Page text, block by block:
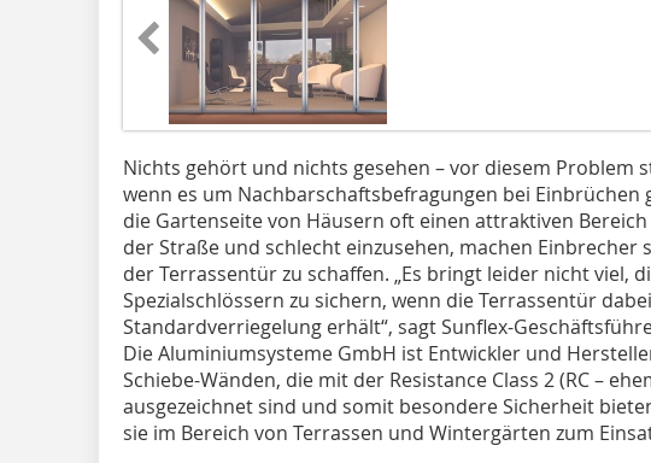
Nichts gehört und nichts gesehen – vor diesem Problem
wenn es um Nachbarschaftsbefragungen bei Einbrüchen
die Gartenseite von Häusern oft einen attraktiven
der Straße und schlecht einzusehen, machen Einbrecher
der Terrassentür zu schaffen. „Es bringt leider nicht viel,
Spezialschlössern zu sichern, wenn die Terrassentür
Standardverriegelung erhält“, sagt Sunflex-
Die Aluminiumsysteme GmbH ist Entwickler und
Schiebe-Wänden, die mit der Resistance Class 2 (RC –
ausgezeichnet sind und somit besondere Sicherheit
sie im Bereich von Terrassen und Wintergärten zum